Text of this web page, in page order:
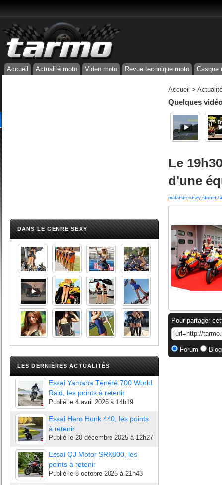
Accueil Actualité moto Video moto Revue technique moto Casque
DANS LE GENRE SEXY
LES DERNIÈRES ACTUALITÉS
Essai Yamaha Ténéré 700 World
Raid, les points à retenir
Publié le 4 avril 2026 à 14h19
Essai Hero Hunk 440, les points
à retenir
Publié le 20 décembre 2025 à 12h27
Essai QJ Motor SRK800, les
points à retenir
Publié le 8 octobre 2025 à 21h43
Accueil >
Quelques
Le
d'une
malaisie casey stoner
Pour partager
Forum